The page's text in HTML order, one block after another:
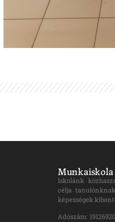
Iskolánk
célja
képességek
Adószám: